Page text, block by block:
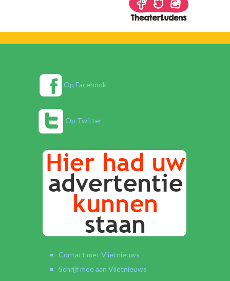
Op Facebook
Op Twitter
Contact met Vlietnieuws
Schrijf mee aan Vlietnieuws